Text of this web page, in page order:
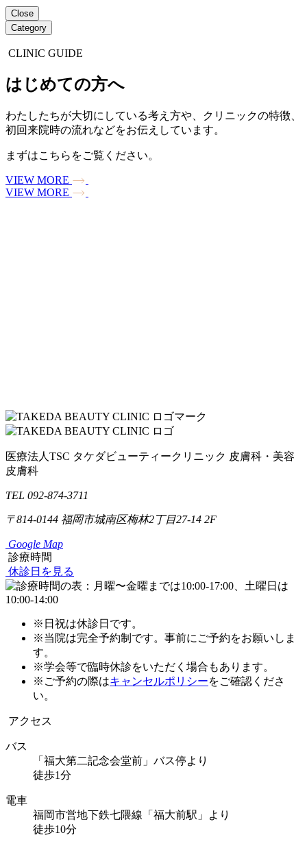
Close
Category
CLINIC GUIDE
はじめての方へ
わたしたちが大切にしている考え方や、クリニックの特徴、
初回来院時の流れなどをお伝えしています。
まずはこちらをご覧ください。
VIEW MORE
VIEW MORE
医療法人TSC タケダビューティークリニック 皮膚科・美容
皮膚科
TEL 092-874-3711
〒814-0144 福岡市城南区梅林2丁目27-14 2F
Google Map
診療時間
休診日を見る
※日祝は休診日です。
※当院は完全予約制です。事前にご予約をお願いしま
す。
※学会等で臨時休診をいただく場合もあります。
※ご予約の際はキャンセルポリシーをご確認くださ
い。
アクセス
バス
「福大第二記念会堂前」バス停より
徒歩1分
電車
福岡市営地下鉄七隈線「福大前駅」より
徒歩10分